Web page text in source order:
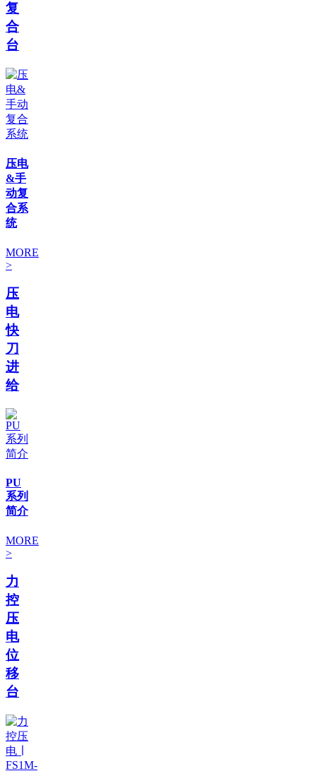
复
合
台
压电
&手
动复
合系
统
MORE
>
压
电
快
刀
进
给
PU
系列
简介
MORE
>
力
控
压
电
位
移
台